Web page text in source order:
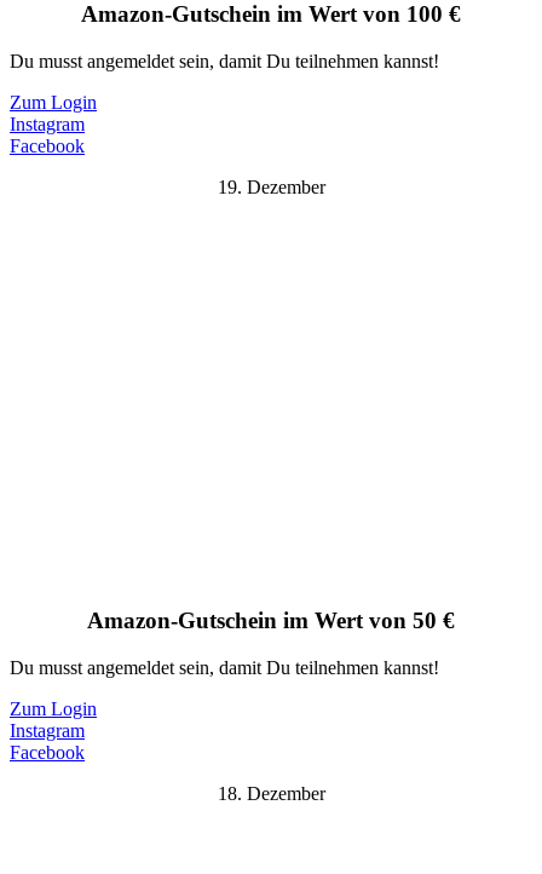
Amazon-Gutschein im Wert von 100 €
Du musst angemeldet sein, damit Du teilnehmen kannst!
Zum Login
Instagram
Facebook
19. Dezember
Amazon-Gutschein im Wert von 50 €
Du musst angemeldet sein, damit Du teilnehmen kannst!
Zum Login
Instagram
Facebook
18. Dezember